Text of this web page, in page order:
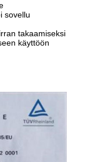
sovellu
takaamiseksi
käyttöön